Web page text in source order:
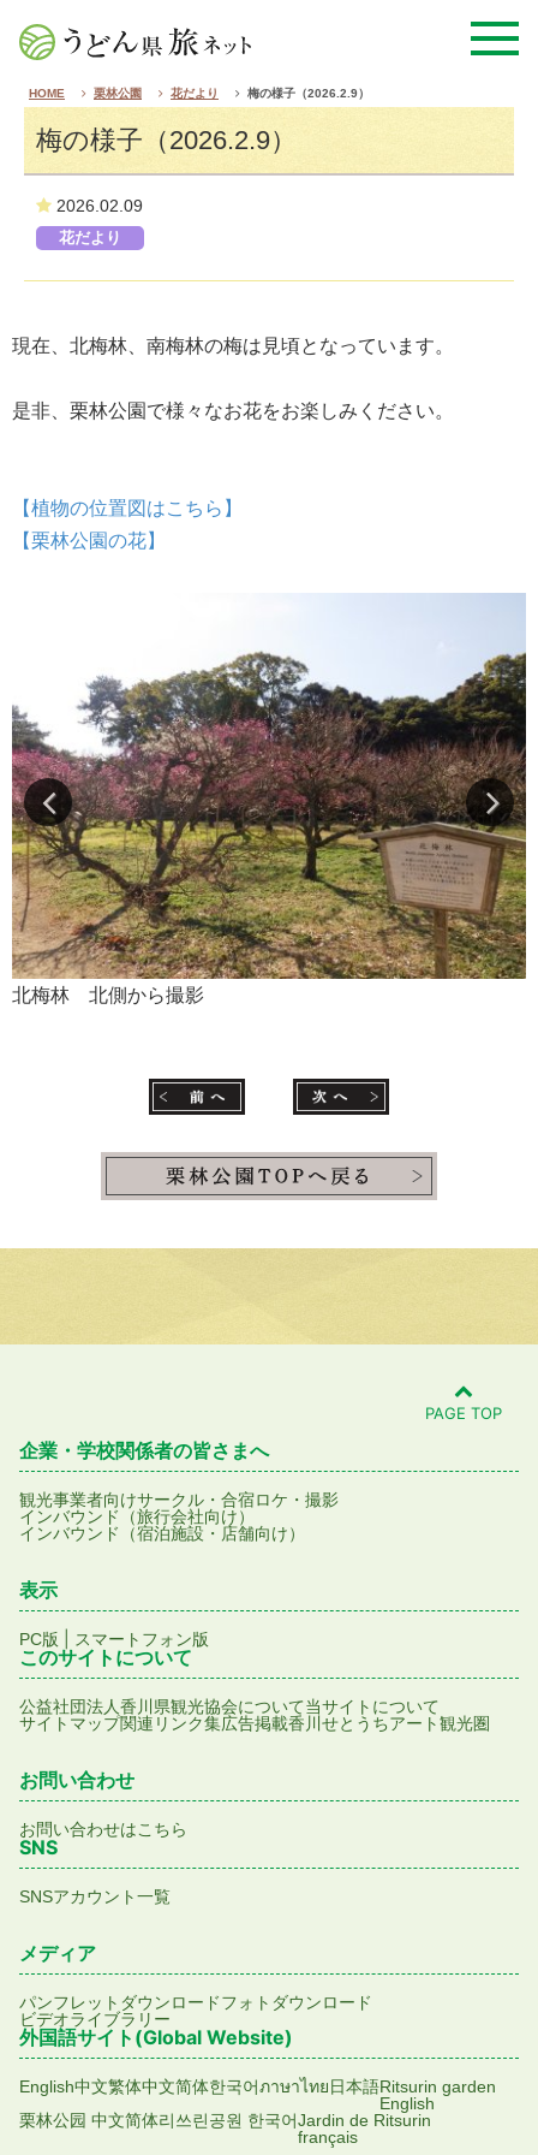
HOME 栗林公園 花だより 梅の様子（2026.2.9）
梅の様子（2026.2.9）
2026.02.09
花だより
現在、 北梅林、南梅林の梅は 見頃となっています。
是非、栗林公園で様々なお花をお楽しみください。
【植物の位置図はこちら】
【栗林公園の花】
北梅林 北側から撮影
PAGE TOP
企業・学校関係者の皆さまへ
観光事業者向けサークル・合宿ロケ・撮影
インバウンド（旅行会社向け）
インバウンド（宿泊施設・店舗向け）
表示
PC版 スマートフォン版
このサイトについて
公益社団法人香川県観光協会について当サイトについて
サイトマップ関連リンク集広告掲載香川せとうちアート観光圏
お問い合わせ
お問い合わせはこちら
SNS
SNSアカウント一覧
メディア
パンフレットダウンロードフォトダウンロード
ビデオライブラリー
外国語サイト(Global Website)
English中文繁体中文简体한국어ภาษาไทย日本語Ritsurin garden
English
栗林公园 中文简体리쓰린공원 한국어Jardin de Ritsurin
français